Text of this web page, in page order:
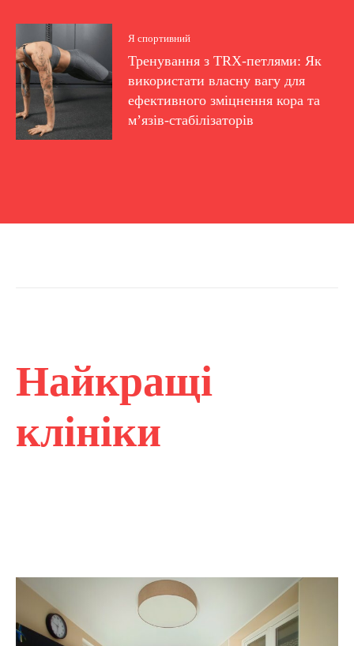
Я спортивний
Тренування з TRX-петлями: Як
використати власну вагу для
ефективного зміцнення кора та
м’язів-стабілізаторів
Найкращі
клініки